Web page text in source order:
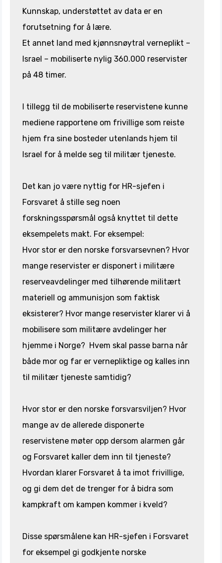
Kunnskap, understøttet av data er en
forutsetning for å lære.
Et annet land med kjønnsnøytral verneplikt –
Israel – mobiliserte nylig 360.000 reservister
på 48 timer.
I tillegg til de mobiliserte reservistene kunne
mediene rapportene om frivillige som reiste
hjem fra sine bosteder utenlands hjem til
Israel for å melde seg til militær tjeneste.
Det kan jo være nyttig for HR-sjefen i
Forsvaret å stille seg noen
forskningsspørsmål også knyttet til dette
eksempelets makt. For eksempel:
Hvor stor er den norske forsvarsevnen? Hvor
mange reservister er disponert i militære
reserveavdelinger med tilhørende militært
materiell og ammunisjon som faktisk
eksisterer? Hvor mange reservister klarer vi å
mobilisere som militære avdelinger her
hjemme i Norge? Hvem skal passe barna når
både mor og far er vernepliktige og kalles inn
til militær tjeneste samtidig?
Hvor stor er den norske forsvarsviljen? Hvor
mange av de allerede disponerte
reservistene møter opp dersom alarmen går
og Forsvaret kaller dem inn til tjeneste?
Hvordan klarer Forsvaret å ta imot frivillige,
og gi dem det de trenger for å bidra som
kampkraft om kampen kommer i kveld?
Disse spørsmålene kan HR-sjefen i Forsvaret
for eksempel gi godkjente norske